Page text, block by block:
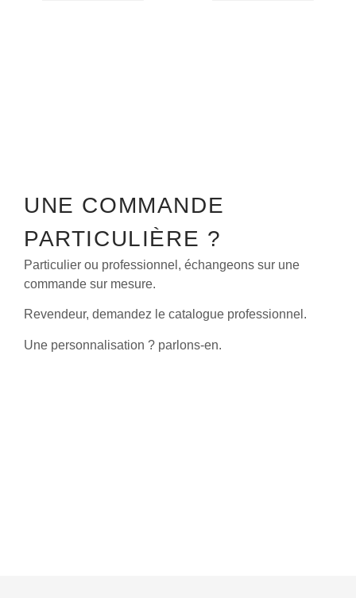
UNE COMMANDE
PARTICULIÈRE ?
Particulier ou professionnel, échangeons sur une
commande sur mesure.
Revendeur, demandez le catalogue professionnel.
Une personnalisation ? parlons-en.